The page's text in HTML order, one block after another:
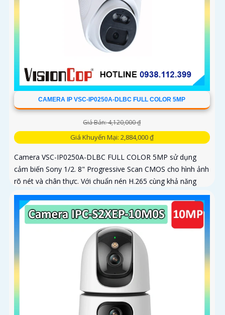
CAMERA IP VSC-IP0250A-DLBC FULL COLOR 5MP
Giá Bán: 4,120,000 ₫
Giá Khuyến Mại: 2,884,000 ₫
Camera VSC-IP0250A-DLBC FULL COLOR 5MP sử dụng
cảm biến Sony 1/2. 8" Progressive Scan CMOS cho hình ảnh
rõ nét và chân thực. Với chuẩn nén H.265 cùng khả năng
zoom quang 4X...